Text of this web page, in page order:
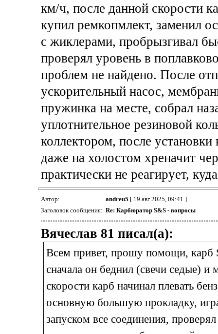
км/ч, после данной скорости
купил ремкопмлект, заменил
с жиклерами, пробрызгивал
проверял уровень в
проблем не найдено. После
ускорительный насос,
пружинка на месте, собрал
уплотнительное резиновой
коллектором, после
даже на холостом хреначит
практически не реагирует,
Автор: andreu5 [ 19 авг 2025, 09:41 ]
Заголовок сообщения: Re: Карбюратор S&S - вопросы
Вячеслав 81 писал(а):
Всем привет, прошу помощи, карб
сначала он беднил (свечи седые)
скорости карб начинал плевать
основную большую прокладку,
запуском все соединения,